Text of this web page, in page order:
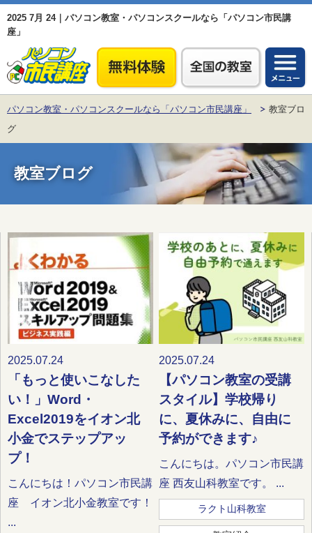
2025 7月 24｜パソコン教室・パソコンスクールなら「パソコン市民講
座」
パソコン教室・パソコンスクールなら「パソコン市民講座」
教室ブロ
グ
教室ブログ
2025.07.24
「もっと使いこなした
い！」Word・
Excel2019をイオン北
小金でステップアッ
プ！
こんにちは！パソコン市民講
座 イオン北小金教室です！
...
2025.07.24
【パソコン教室の受講
スタイル】学校帰り
に、夏休みに、自由に
予約ができます♪
こんにちは。パソコン市民講
座 西友山科教室です。 ...
ラクト山科教室